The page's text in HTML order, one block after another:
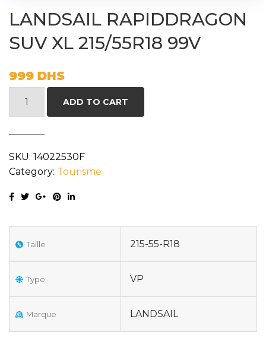
LANDSAIL RAPIDDRAGON
SUV XL 215/55R18 99V
999 DHS
215/55R18
99V
quantity
ADD TO CART
SKU: 14022530F
Category: Tourisme
Taille 215-55-R18
Type VP
Marque LANDSAIL